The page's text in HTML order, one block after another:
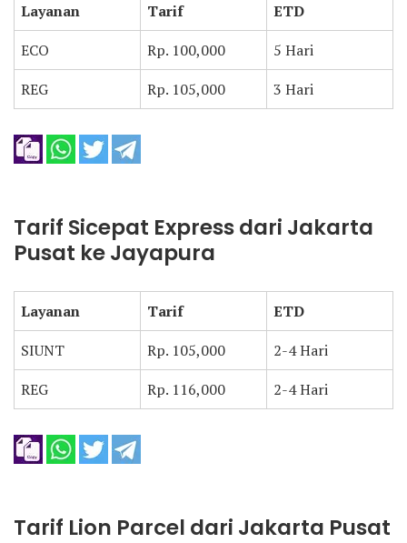
Layanan Tarif
ETD
ECO
Rp. 100,000
5 Hari
REG
Rp. 105,000 3 Hari
Tarif Sicepat Express dari Jakarta
Pusat ke Jayapura
Layanan Tarif
ETD
SIUNT
Rp. 105,000
2-4 Hari
REG
Rp. 116,000 2-4 Hari
Tarif Lion Parcel dari Jakarta Pusat